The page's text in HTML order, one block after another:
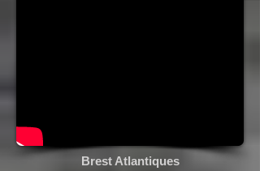
Brest Atlantiques